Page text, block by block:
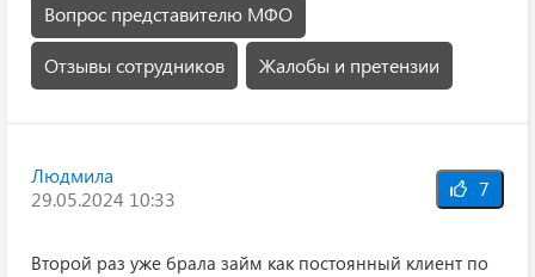
Вопрос представителю МФО
Отзывы сотрудников Жалобы и претензии
Людмила
29.05.2024 10:33
7
Второй раз уже брала займ как постоянный клиент по